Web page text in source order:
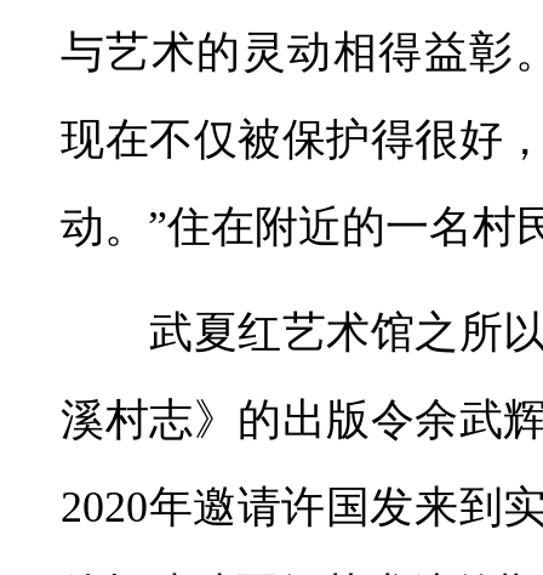
与艺术的灵动相得益彰
现在不仅被保护得很好
动。”住在附近的一名村
武夏红艺术馆之所以
溪村志》的出版令余武
2020年邀请许国发来到